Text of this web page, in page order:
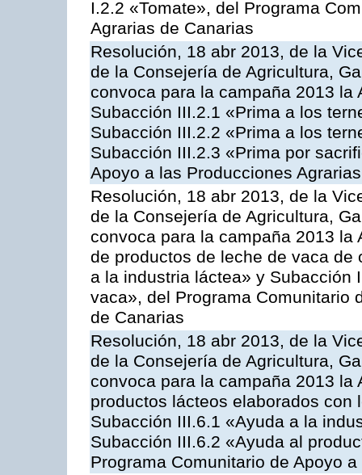
I.2.2 «Tomate», del Programa
Agrarias de Canarias
Resolución, 18 abr 2013, de la
de la Consejería de Agricultura,
convoca para la campaña 2013
Subacción III.2.1 «Prima a los
Subacción III.2.2 «Prima a los
Subacción III.2.3 «Prima por
Apoyo a las Producciones
Resolución, 18 abr 2013, de la
de la Consejería de Agricultura,
convoca para la campaña 2013
de productos de leche de vaca
a la industria láctea» y Subacción
vaca», del Programa Comunitario
de Canarias
Resolución, 18 abr 2013, de la
de la Consejería de Agricultura,
convoca para la campaña 2013
productos lácteos elaborados
Subacción III.6.1 «Ayuda a la
Subacción III.6.2 «Ayuda al
Programa Comunitario de Apoyo